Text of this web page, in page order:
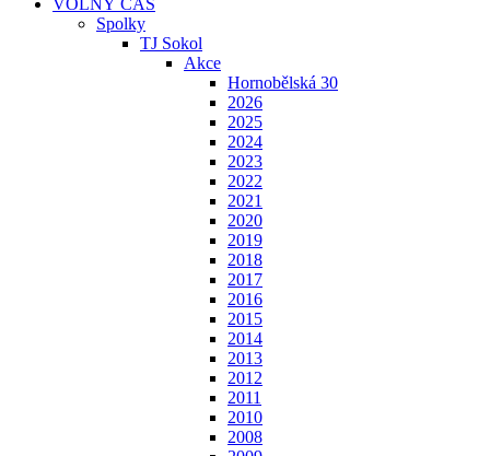
VOLNÝ ČAS
Spolky
TJ Sokol
Akce
Hornobělská 30
2026
2025
2024
2023
2022
2021
2020
2019
2018
2017
2016
2015
2014
2013
2012
2011
2010
2008